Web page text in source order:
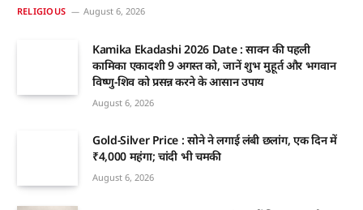
RELIGIOUS August 6, 2026
Kamika Ekadashi 2026 Date : सावन की पहली
कामिका एकादशी 9 अगस्त को, जानें शुभ मुहूर्त और भगवान
विष्णु-शिव को प्रसन्न करने के आसान उपाय
August 6, 2026
Gold-Silver Price : सोने ने लगाई लंबी छलांग, एक दिन में
₹4,000 महंगा; चांदी भी चमकी
August 6, 2026